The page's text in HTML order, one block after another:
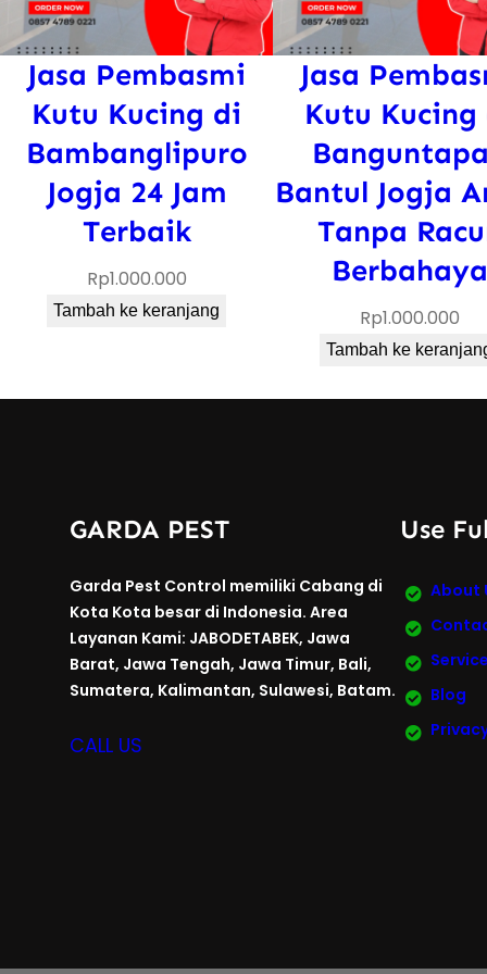
Jasa Pembasmi
Kutu Kucing di
Bambanglipuro
Jogja 24 Jam
Terbaik
Rp1.000.000
Tambah ke keranjang
Jasa
Kutu Kucing
Bantul Jogja
Tanpa
Berbahaya
Rp1.000.000
Tambah ke
GARDA PEST
Garda Pest Control memiliki Cabang di
Kota Kota besar di Indonesia. Area
Layanan Kami: JABODETABEK, Jawa
Barat, Jawa Tengah, Jawa Timur, Bali,
Sumatera, Kalimantan, Sulawesi, Batam.
CALL US
Use
About
Blog